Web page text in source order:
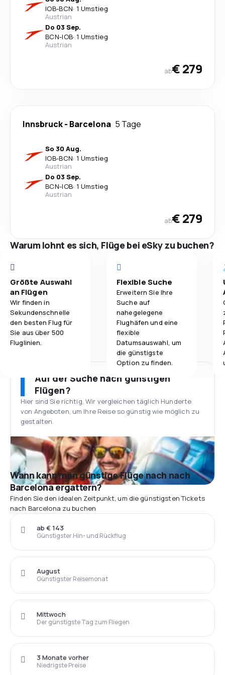
IOB-BCN· 1 Umstieg
Austrian
Do 03 Sep.
BCN-IOB· 1 Umstieg
Austrian
ab€ 279
Innsbruck- Barcelona 5 Tage
So 30 Aug.
IOB-BCN· 1 Umstieg
Austrian
Do 03 Sep.
BCN-IOB· 1 Umstieg
Austrian
ab€ 279
Warum lohnt es sich, Flüge bei eSky zu buchen?
Größte Auswahl
an Flügen
Wir finden in
Sekundenschnelle
den besten Flug für
Sie aus über 500
Fluglinien.
Flexible Suche
Erweitern Sie Ihre
Suche auf
nahegelegene
Flughäfen und eine
flexible
Datumsauswahl, um
die günstigste
Option zu finden.
Auf der Suche nach günstigen
Flügen?
Hier sind Sie richtig. Wir vergleichen täglich Hunderte
von Angeboten, um Ihre Reise so günstig wie möglich zu
gestalten.
Wann kann man günstige Flüge nach nach
Barcelona ergattern?
Finden Sie den idealen Zeitpunkt, um die günstigsten Tickets
nach Barcelona zu buchen
Günstigster Hin- und Rückflug
ab € 143
Günstigster Reisemonat
August
Der günstigste Tag zum Fliegen
Mittwoch
Niedrigste Preise
3 Monate vorher